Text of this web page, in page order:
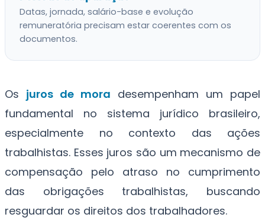
Datas, jornada, salário-base e evolução
remuneratória precisam estar coerentes com os
documentos.
Os juros de mora desempenham um papel
fundamental no sistema jurídico brasileiro,
especialmente no contexto das ações
trabalhistas. Esses juros são um mecanismo de
compensação pelo atraso no cumprimento
das obrigações trabalhistas, buscando
resguardar os direitos dos trabalhadores.